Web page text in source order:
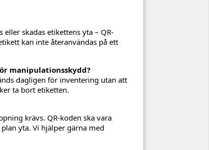
skadas etikettens yta – QR-
kan inte återanvändas på ett
manipulationsskydd?
dagligen för inventering utan att
ta bort etiketten.
krävs. QR-koden ska vara
yta. Vi hjälper gärna med